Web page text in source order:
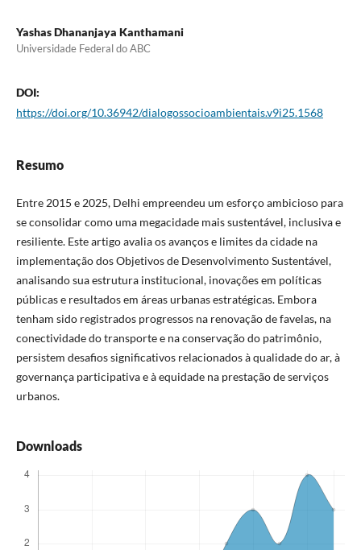
Yashas Dhananjaya Kanthamani
Universidade Federal do ABC
DOI:
https://doi.org/10.36942/dialogossocioambientais.v9i25.1568
Resumo
Entre 2015 e 2025, Delhi empreendeu um esforço ambicioso para
se consolidar como uma megacidade mais sustentável, inclusiva e
resiliente. Este artigo avalia os avanços e limites da cidade na
implementação dos Objetivos de Desenvolvimento Sustentável,
analisando sua estrutura institucional, inovações em políticas
públicas e resultados em áreas urbanas estratégicas. Embora
tenham sido registrados progressos na renovação de favelas, na
conectividade do transporte e na conservação do patrimônio,
persistem desafios significativos relacionados à qualidade do ar, à
governança participativa e à equidade na prestação de serviços
urbanos.
Downloads